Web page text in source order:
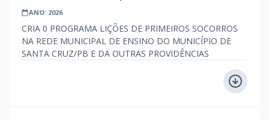
ANO: 2026
CRIA 0 PROGRAMA LIÇÕES DE PRIMEIROS SOCORROS
NA REDE MUNICIPAL DE ENSINO DO MUNICÍPIO DE
SANTA CRUZ/PB E DA OUTRAS PROVIDÊNCIAS